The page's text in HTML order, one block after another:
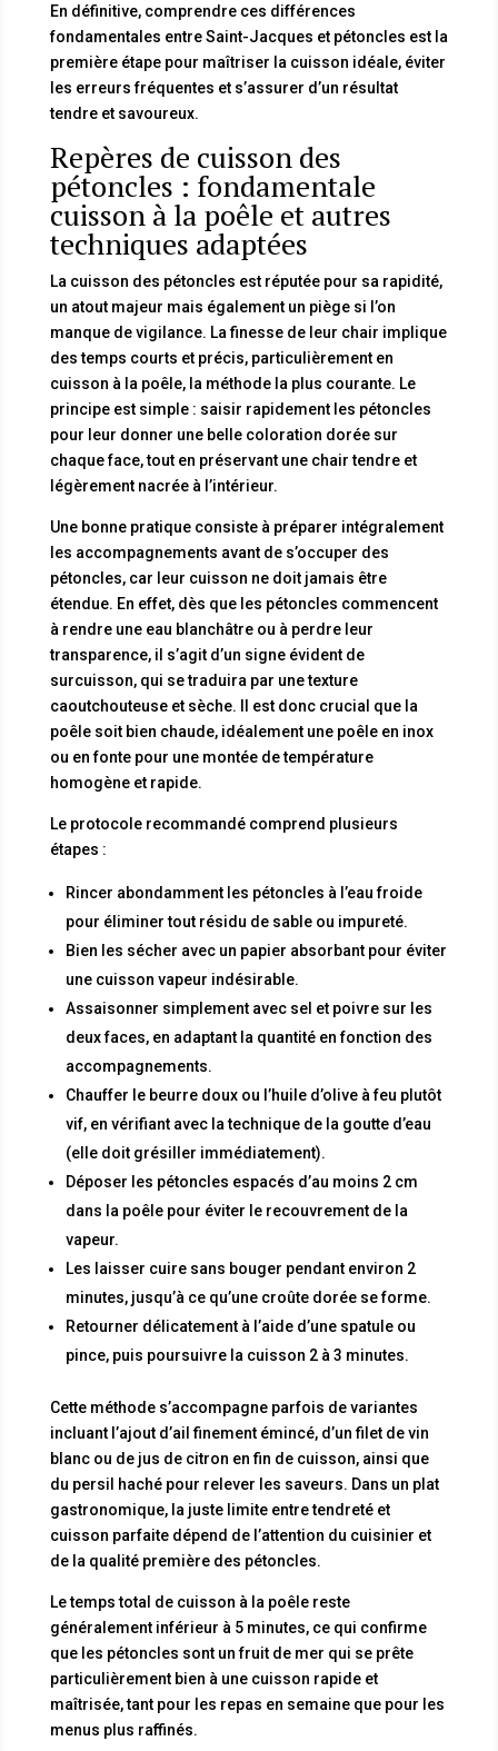
En définitive, comprendre ces différences
fondamentales entre Saint-Jacques et pétoncles est la
première étape pour maîtriser la cuisson idéale, éviter
les erreurs fréquentes et s’assurer d’un résultat
tendre et savoureux.
Repères de cuisson des
pétoncles : fondamentale
cuisson à la poêle et autres
techniques adaptées
La cuisson des pétoncles est réputée pour sa rapidité,
un atout majeur mais également un piège si l’on
manque de vigilance. La finesse de leur chair implique
des temps courts et précis, particulièrement en
cuisson à la poêle, la méthode la plus courante. Le
principe est simple : saisir rapidement les pétoncles
pour leur donner une belle coloration dorée sur
chaque face, tout en préservant une chair tendre et
légèrement nacrée à l’intérieur.
Une bonne pratique consiste à préparer intégralement
les accompagnements avant de s’occuper des
pétoncles, car leur cuisson ne doit jamais être
étendue. En effet, dès que les pétoncles commencent
à rendre une eau blanchâtre ou à perdre leur
transparence, il s’agit d’un signe évident de
surcuisson, qui se traduira par une texture
caoutchouteuse et sèche. Il est donc crucial que la
poêle soit bien chaude, idéalement une poêle en inox
ou en fonte pour une montée de température
homogène et rapide.
Le protocole recommandé comprend plusieurs
étapes :
Rincer abondamment les pétoncles à l’eau froide
pour éliminer tout résidu de sable ou impureté.
Bien les sécher avec un papier absorbant pour éviter
une cuisson vapeur indésirable.
Assaisonner simplement avec sel et poivre sur les
deux faces, en adaptant la quantité en fonction des
accompagnements.
Chauffer le beurre doux ou l’huile d’olive à feu plutôt
vif, en vérifiant avec la technique de la goutte d’eau
(elle doit grésiller immédiatement).
Déposer les pétoncles espacés d’au moins 2 cm
dans la poêle pour éviter le recouvrement de la
vapeur.
Les laisser cuire sans bouger pendant environ 2
minutes, jusqu’à ce qu’une croûte dorée se forme.
Retourner délicatement à l’aide d’une spatule ou
pince, puis poursuivre la cuisson 2 à 3 minutes.
Cette méthode s’accompagne parfois de variantes
incluant l’ajout d’ail finement émincé, d’un filet de vin
blanc ou de jus de citron en fin de cuisson, ainsi que
du persil haché pour relever les saveurs. Dans un plat
gastronomique, la juste limite entre tendreté et
cuisson parfaite dépend de l’attention du cuisinier et
de la qualité première des pétoncles.
Le temps total de cuisson à la poêle reste
généralement inférieur à 5 minutes, ce qui confirme
que les pétoncles sont un fruit de mer qui se prête
particulièrement bien à une cuisson rapide et
maîtrisée, tant pour les repas en semaine que pour les
menus plus raffinés.